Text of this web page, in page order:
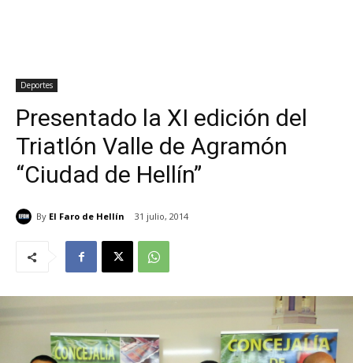
Deportes
Presentado la XI edición del
Triatlón Valle de Agramón
“Ciudad de Hellín”
By El Faro de Hellín 31 julio, 2014